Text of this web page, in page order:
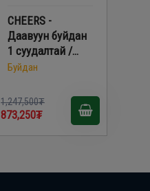
CHEERS -
Даавуун буйдан
1 суудалтай /
Олон Үйлдэлт/
Буйдан
1,247,500₮
873,250₮